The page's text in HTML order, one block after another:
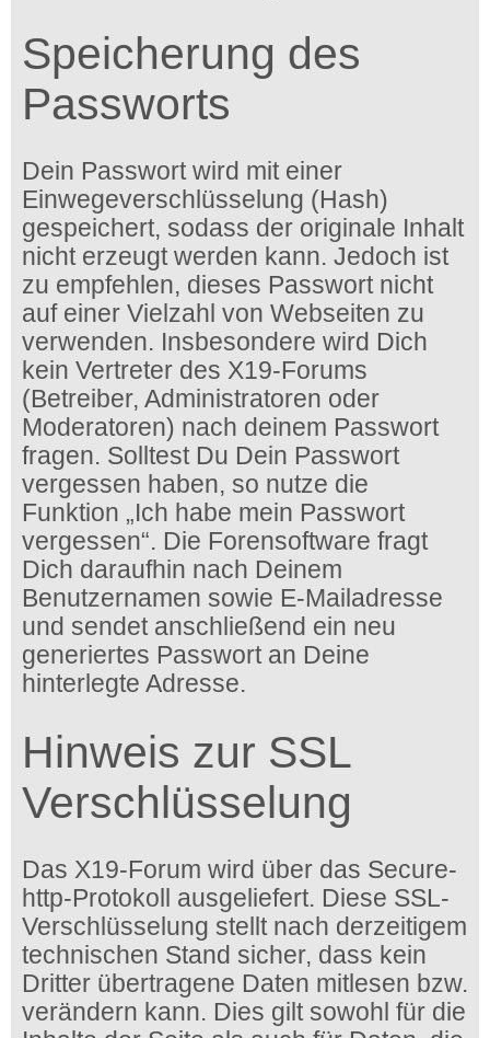
Speicherung des
Passworts
Dein Passwort wird mit einer
Einwegeverschlüsselung (Hash)
gespeichert, sodass der originale Inhalt
nicht erzeugt werden kann. Jedoch ist
zu empfehlen, dieses Passwort nicht
auf einer Vielzahl von Webseiten zu
verwenden. Insbesondere wird Dich
kein Vertreter des X19-Forums
(Betreiber, Administratoren oder
Moderatoren) nach deinem Passwort
fragen. Solltest Du Dein Passwort
vergessen haben, so nutze die
Funktion „Ich habe mein Passwort
vergessen“. Die Forensoftware fragt
Dich daraufhin nach Deinem
Benutzernamen sowie E-Mailadresse
und sendet anschließend ein neu
generiertes Passwort an Deine
hinterlegte Adresse.
Hinweis zur SSL
Verschlüsselung
Das X19-Forum wird über das Secure-
http-Protokoll ausgeliefert. Diese SSL-
Verschlüsselung stellt nach derzeitigem
technischen Stand sicher, dass kein
Dritter übertragene Daten mitlesen bzw.
verändern kann. Dies gilt sowohl für die